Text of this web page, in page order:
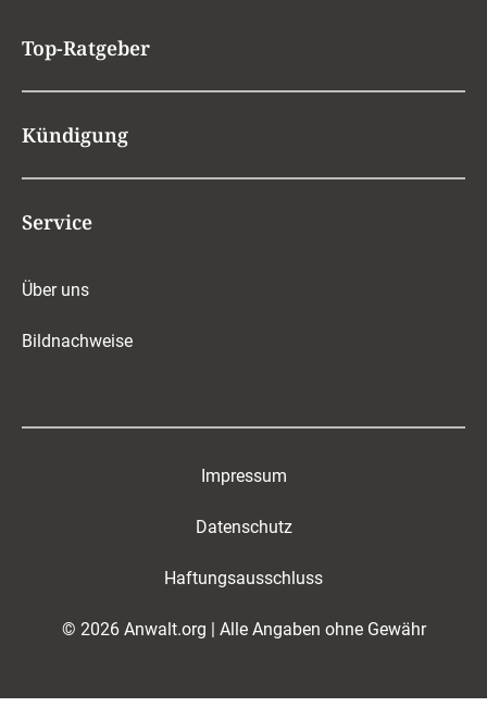
Top-Ratgeber
Kündigung
Service
Über uns
Bildnachweise
Impressum
Datenschutz
Haftungsausschluss
© 2026 Anwalt.org | Alle Angaben ohne Gewähr